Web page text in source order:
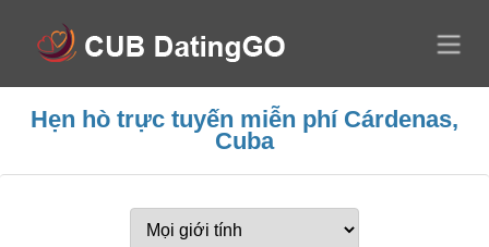
Hẹn hò trực tuyến miễn phí Cárdenas,
Cuba